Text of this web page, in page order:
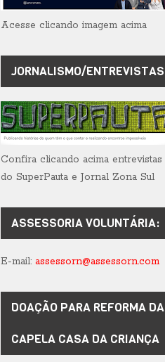
Acesse clicando imagem acima
JORNALISMO/ENTREVISTAS
Confira clicando acima entrevistas
do SuperPauta e Jornal Zona Sul
ASSESSORIA VOLUNTÁRIA:
E-mail: assessorn@assessorn.com
DOAÇÃO PARA REFORMA DA
CAPELA CASA DA CRIANÇA